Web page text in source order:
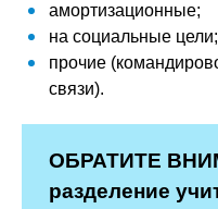
амортизационные;
на социальные цели;
прочие
связи).
ОБРАТИТЕ
разделение